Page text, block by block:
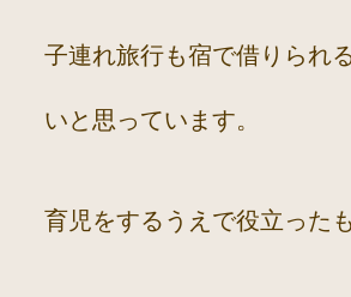
子連れ旅行も宿で借りられ
いと思っています。
育児をするうえで役立った